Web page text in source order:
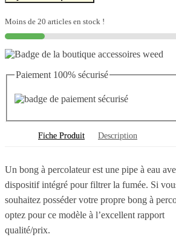
percolateur
Moins de 20 articles en stock !
Paiement 100% sécurisé
Fiche Produit Description
Un bong à percolateur est une pipe à eau
dispositif intégré pour filtrer la fumée. Si
souhaitez posséder votre propre bong à
optez pour ce modèle à l’excellent rapport
qualité/prix.